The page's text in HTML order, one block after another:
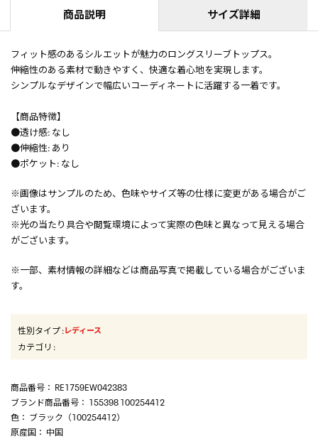
商品説明 サイズ詳細
フィット感のあるシルエットが魅力のロングスリーブトップス。
伸縮性のある素材で動きやすく、快適な着心地を実現します。
シンプルなデザインで幅広いコーディネートに活躍する一着です。
【商品特徴】
●透け感: なし
●伸縮性: あり
●ポケット: なし
※画像はサンプルのため、色味やサイズ等の仕様に変更がある場合がご
ざいます。
※光の当たり具合や閲覧環境によって実際の色味と異なって見える場合
がございます。
※一部、素材情報の詳細などは商品写真で掲載している場合がございま
す。
性別タイプ:レディース
カテゴリ :
商品番号 ： RE1759EW042383
ブランド商品番号 ： 155398 100254412
色 ： ブラック（100254412）
原産国 ： 中国